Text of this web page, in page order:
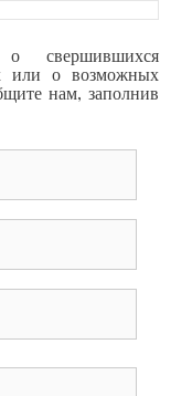
свершившихся
или о возможных
нам, заполнив